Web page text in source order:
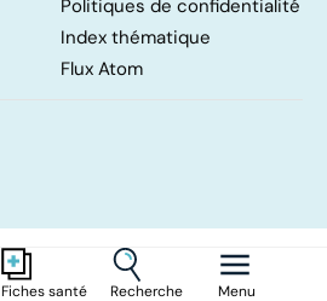
Fiches santé Recherche Menu
Politiques de confidentialité
Index thématique
Flux Atom